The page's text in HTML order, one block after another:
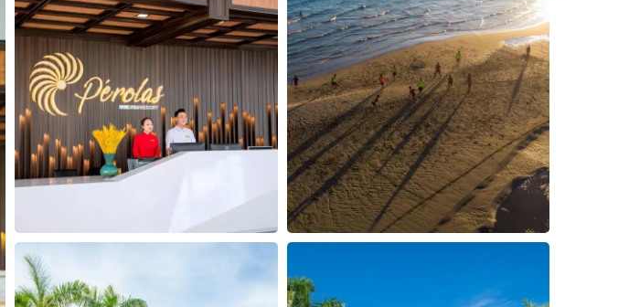
Đóng Hôm nay Xóa Đóng